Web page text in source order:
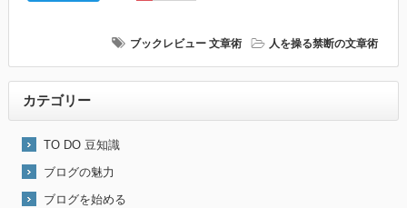
ブックレビュー 文章術 人を操る禁断の文章術
カテゴリー
TO DO 豆知識
ブログの魅力
ブログを始める